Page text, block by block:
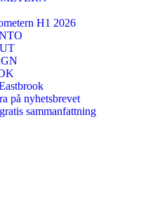
H1 2026
på nyhetsbrevet
sammanfattning